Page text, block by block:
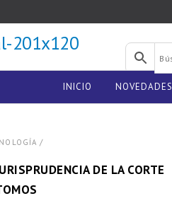
INICIO NOVEDADES
/
DE LA CORTE